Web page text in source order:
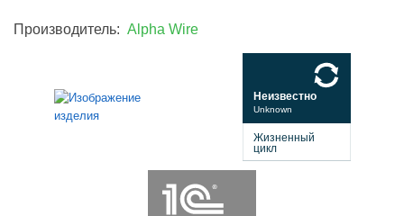
Производитель: Alpha Wire